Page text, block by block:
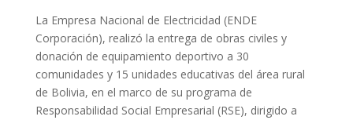
La Empresa Nacional de Electricidad (ENDE
Corporación), realizó la entrega de obras civiles y
donación de equipamiento deportivo a 30
comunidades y 15 unidades educativas del área rural
de Bolivia, en el marco de su programa de
Responsabilidad Social Empresarial (RSE), dirigido a